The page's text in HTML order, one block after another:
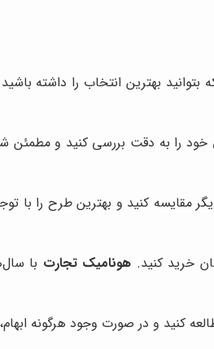
بهترین انتخاب را داشته
خود را به دقت بررسی کنید و مطمئن
کنید و بهترین طرح را با
خرید کنید. هونامیک تجارت با
کنید و در صورت وجود هرگونه